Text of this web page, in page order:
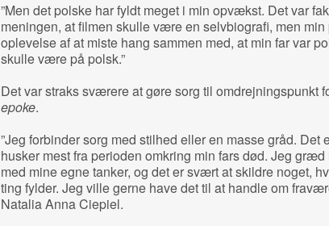
”Men det polske har fyldt meget i min opvækst. Det var
meningen, at filmen skulle være en selvbiografi, men
oplevelse af at miste hang sammen med, at min far var
skulle være på polsk.”
Det var straks sværere at gøre sorg til omdrejningspunkt
epoke.
”Jeg forbinder sorg med stilhed eller en masse gråd. Det
husker mest fra perioden omkring min fars død. Jeg græd
med mine egne tanker, og det er svært at skildre noget,
ting fylder. Jeg ville gerne have det til at handle om
Natalia Anna Ciepiel.